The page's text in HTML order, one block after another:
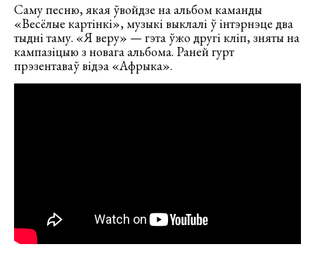
Саму песню, якая ўвойдзе на альбом каманды
«Весёлые картінкі», музыкі выклалі ў інтэрнэце два
тыдні таму. «Я веру» — гэта ўжо другі кліп, зняты на
кампазіцыю з новага альбома. Раней гурт
прэзентаваў відэа «Афрыка».